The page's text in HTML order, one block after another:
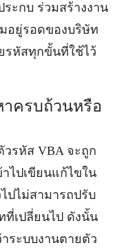
ะกบ ร่วมสร้างงาน
อยู่รอดของบริษัท
รหัสทุกขั้นที่ใช้ไว้
ครบถ้วนหรือ
วรหัส VBA จะถูก
ไปเขียนแก้ไขใน
ปไม่สามารถปรับ
ที่เปลี่ยนไป ดังนั้น
ระบบงานตายตัว